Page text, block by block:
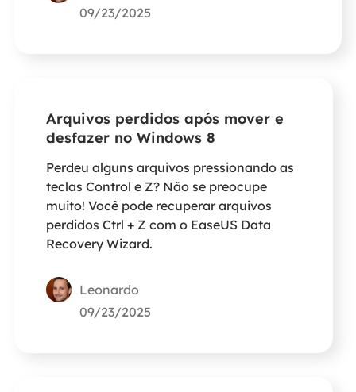
09/23/2025
Arquivos perdidos após mover e
desfazer no Windows 8
Perdeu alguns arquivos pressionando as
teclas Control e Z? Não se preocupe
muito! Você pode recuperar arquivos
perdidos Ctrl + Z com o EaseUS Data
Recovery Wizard.
Leonardo
09/23/2025